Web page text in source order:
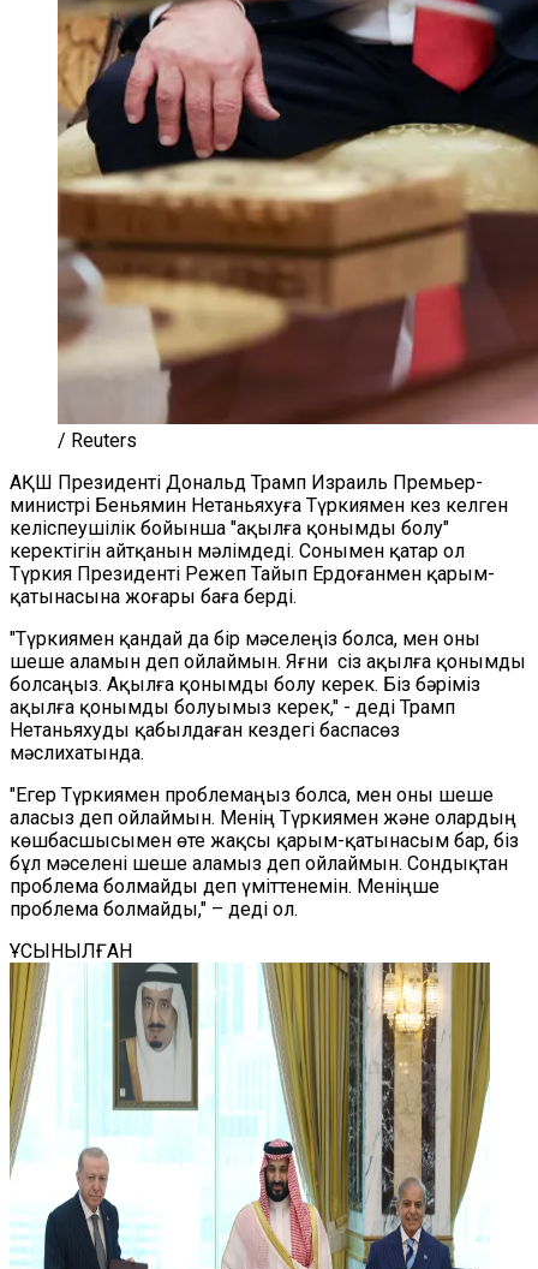
/ Reuters
АҚШ Президенті Дональд Трамп Израиль Премьер-
министрі Беньямин Нетаньяхуға Түркиямен кез келген
келіспеушілік бойынша "ақылға қонымды болу"
керектігін айтқанын мәлімдеді. Сонымен қатар ол
Түркия Президенті Режеп Тайып Ердоғанмен қарым-
қатынасына жоғары баға берді.
"Түркиямен қандай да бір мәселеңіз болса, мен оны
шеше аламын деп ойлаймын. Яғни сіз ақылға қонымды
болсаңыз. Ақылға қонымды болу керек. Біз бәріміз
ақылға қонымды болуымыз керек," - деді Трамп
Нетаньяхуды қабылдаған кездегі баспасөз
мәслихатында.
"Егер Түркиямен проблемаңыз болса, мен оны шеше
аласыз деп ойлаймын. Менің Түркиямен және олардың
көшбасшысымен өте жақсы қарым-қатынасым бар, біз
бұл мәселені шеше аламыз деп ойлаймын. Сондықтан
проблема болмайды деп үміттенемін. Меніңше
проблема болмайды," – деді ол.
ҰСЫНЫЛҒАН